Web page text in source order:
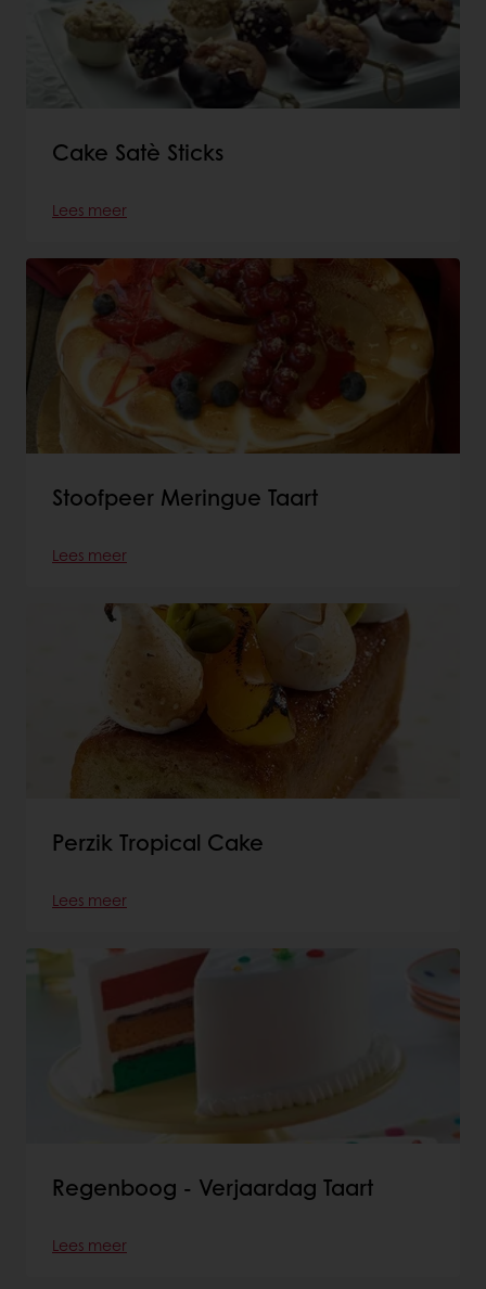
Cake Satè Sticks
Lees meer
Stoofpeer Meringue Taart
Lees meer
Perzik Tropical Cake
Lees meer
Regenboog - Verjaardag Taart
Lees meer